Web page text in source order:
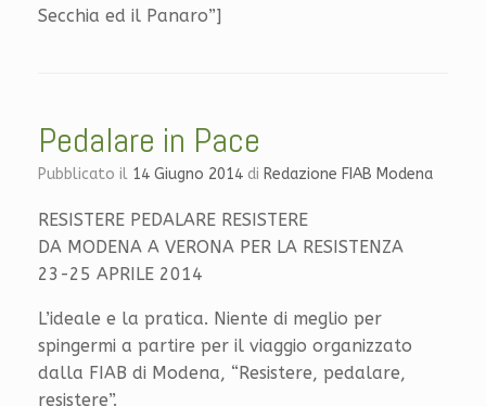
Secchia ed il Panaro”]
Pedalare in Pace
Pubblicato il 14 Giugno 2014 di Redazione FIAB Modena
RESISTERE PEDALARE RESISTERE
DA MODENA A VERONA PER LA RESISTENZA
23-25 APRILE 2014
L’ideale e la pratica. Niente di meglio per
spingermi a partire per il viaggio organizzato
dalla FIAB di Modena, “Resistere, pedalare,
resistere”.